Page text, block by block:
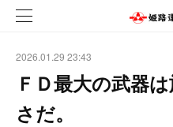
2026.01.29 23:43
ＦＤ最大の武器
さだ。